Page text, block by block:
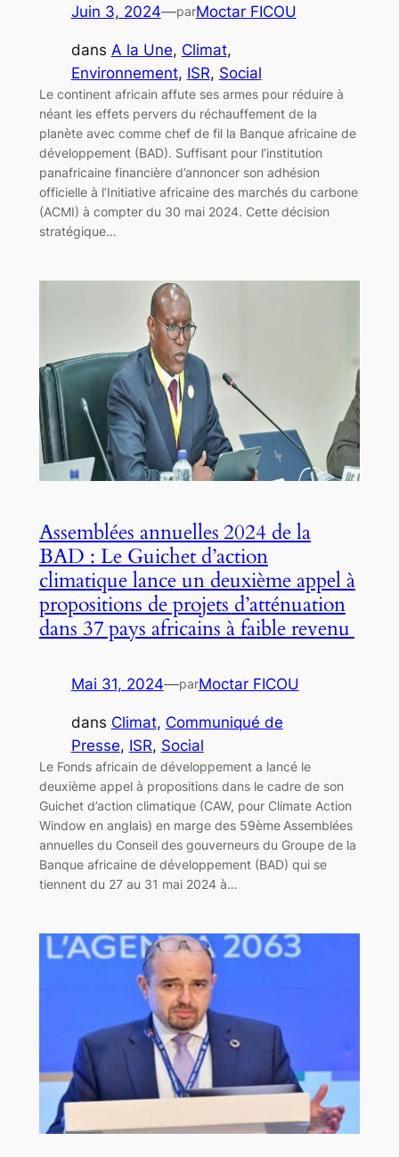
Juin 3, 2024—parMoctar FICOU
dans A la Une, Climat
Environnement, ISR, Social
Le continent africain affute ses armes pour réduire à
néant les effets pervers du réchauffement de la
planète avec comme chef de fil la Banque africaine de
développement (BAD). Suffisant pour l’institution
panafricaine financière d’annoncer son adhésion
officielle à l’Initiative africaine des marchés du carbone
(ACMI) à compter du 30 mai 2024. Cette décision
stratégique…
Assemblées annuelles 2024 de la
BAD : Le Guichet d’action
climatique lance un deuxième appel à
propositions de projets d’atténuation
dans 37 pays africains à faible revenu
Mai 31, 2024—parMoctar FICOU
dans Climat, Communiqué de
Presse, ISR, Social
Le Fonds africain de développement a lancé le
deuxième appel à propositions dans le cadre de son
Guichet d’action climatique (CAW, pour Climate Action
Window en anglais) en marge des 59ème Assemblées
annuelles du Conseil des gouverneurs du Groupe de la
Banque africaine de développement (BAD) qui se
tiennent du 27 au 31 mai 2024 à…